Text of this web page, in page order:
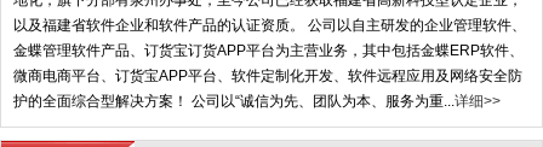
以及福建省软件企业和软件产品的认证资质。 公司以自主研发的企业管理软件、
金蝶管理软件产品、订货宝订货APP平台为主营业务，其中包括金蝶ERP软件、
微商电商平台、订货宝APP平台、软件定制化开发、软件远程应用及网络安全防
护的全面综合型解决方案！ 公司以“诚信为先、团队为本、服务为重...详细>>